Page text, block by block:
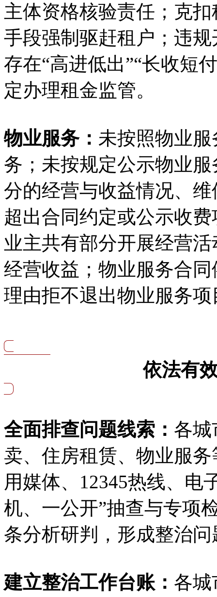
主体资格核验责任；克
手段强制驱赶租户；违
存在“高进低出”“长收短
定办理租金监管。
物业服务： 未按照物业
务；未按规定公示物业
分的经营与收益情况、
超出合同约定或公示收
业主共有部分开展经营
经营收益；物业服务合
理由拒不退出物业服务项
依法有
全面排查问题线索： 各城
卖、住房租赁、物业服
用媒体、12345热线、电
机、一公开”抽查与专项
条分析研判，形成整治
建立整治工作台账： 各城